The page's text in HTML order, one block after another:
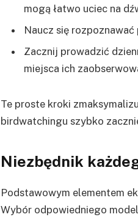
mogą łatwo uciec na
Naucz się
Zacznij prowadzić
miejsca ich
Te proste kroki
birdwatchingu szybko
Niezbędnik
Podstawowym elementem
Wybór odpowiedniego